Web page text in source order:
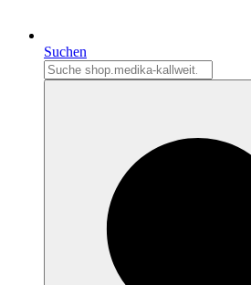
Suchen